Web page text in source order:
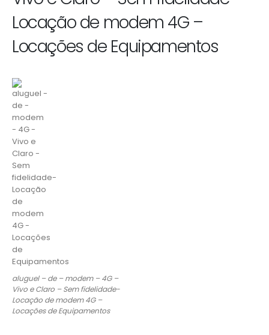
Locação de modem 4G –
Locações de Equipamentos
aluguel – de – modem – 4G –
Vivo e Claro – Sem fidelidade-
Locação de modem 4G –
Locações de Equipamentos